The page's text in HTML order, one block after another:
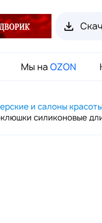
Мы на OZON
и салоны
силиконовые